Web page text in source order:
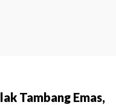
Tambang Emas,